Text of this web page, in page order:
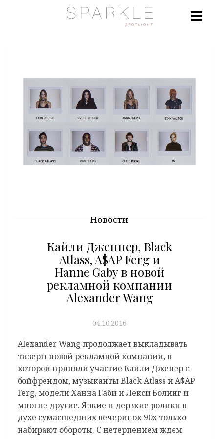
Новости
Кайли Дженнер, Black
Atlass, A$AP Ferg и
Hanne Gaby в новой
рекламной компании
Alexander Wang
04.10.2016
Alexander Wang продолжает выкладывать
тизеры новой рекламной компании, в
которой приняли участие Кайли Дженер с
бойфрендом, музыканты Black Atlass и A$AP
Ferg, модели Ханна Габи и Лекси Болинг и
многие другие. Яркие и дерзкие ролики в
духе сумасшедших вечеринок 90х только
набирают обороты. С нетерпением ждем